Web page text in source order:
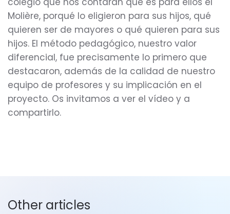
Molière, porqué lo eligieron para sus hijos, qué
quieren ser de mayores o qué quieren para sus
hijos. El método pedagógico, nuestro valor
diferencial, fue precisamente lo primero que
destacaron, además de la calidad de nuestro
equipo de profesores y su implicación en el
proyecto. Os invitamos a ver el vídeo y a
compartirlo.
Other articles